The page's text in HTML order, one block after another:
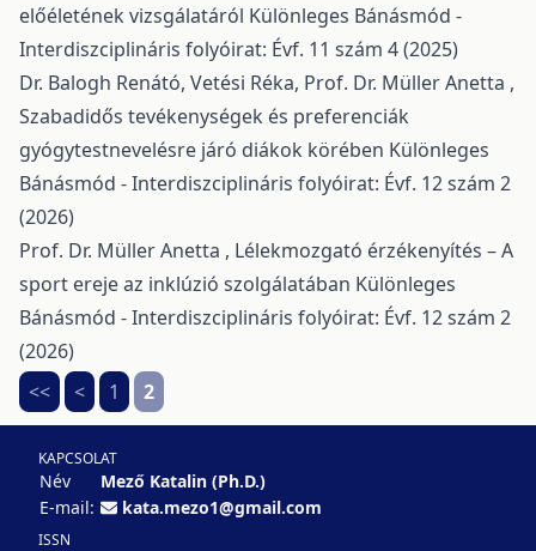
előéletének vizsgálatáról Különleges Bánásmód -
Interdiszciplináris folyóirat: Évf. 11 szám 4 (2025)
Dr. Balogh Renátó, Vetési Réka, Prof. Dr. Müller Anetta ,
Szabadidős tevékenységek és preferenciák
gyógytestnevelésre járó diákok körében Különleges
Bánásmód - Interdiszciplináris folyóirat: Évf. 12 szám 2
(2026)
Prof. Dr. Müller Anetta , Lélekmozgató érzékenyítés – A
sport ereje az inklúzió szolgálatában Különleges
Bánásmód - Interdiszciplináris folyóirat: Évf. 12 szám 2
(2026)
<<
< 1 2
KAPCSOLAT
Név
Mező Katalin (Ph.D.)
E-mail:
kata.mezo1@gmail.com
ISSN